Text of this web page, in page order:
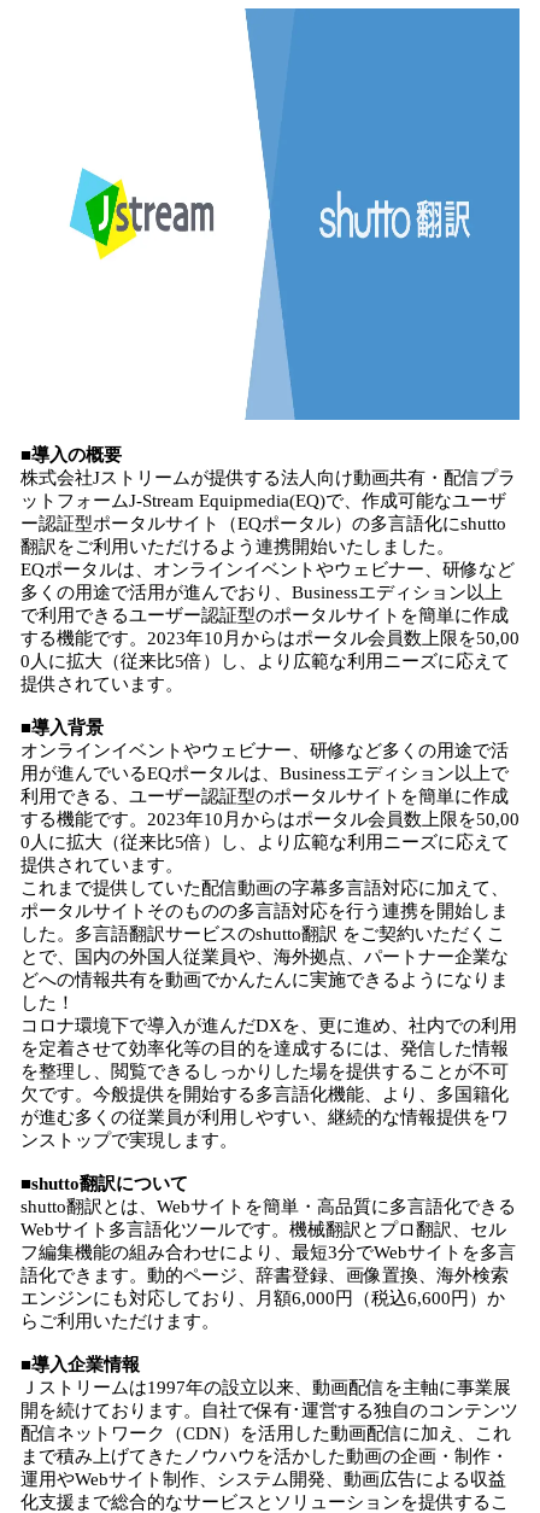
■導入の概要
株式会社Jストリームが提供する法人向け動画共有・配信プラ
ットフォームJ-Stream Equipmedia(EQ)で、作成可能なユーザ
ー認証型ポータルサイト（EQポータル）の多言語化にshutto
翻訳をご利用いただけるよう連携開始いたしました。
EQポータルは、オンラインイベントやウェビナー、研修など
多くの用途で活用が進んでおり、Businessエディション以上
で利用できるユーザー認証型のポータルサイトを簡単に作成
する機能です。2023年10月からはポータル会員数上限を50,00
0人に拡大（従来比5倍）し、より広範な利用ニーズに応えて
提供されています。
■導入背景
オンラインイベントやウェビナー、研修など多くの用途で活
用が進んでいるEQポータルは、Businessエディション以上で
利用できる、ユーザー認証型のポータルサイトを簡単に作成
する機能です。2023年10月からはポータル会員数上限を50,00
0人に拡大（従来比5倍）し、より広範な利用ニーズに応えて
提供されています。
これまで提供していた配信動画の字幕多言語対応に加えて、
ポータルサイトそのものの多言語対応を行う連携を開始しま
した。多言語翻訳サービスのshutto翻訳 をご契約いただくこ
とで、国内の外国人従業員や、海外拠点、パートナー企業な
どへの情報共有を動画でかんたんに実施できるようになりま
した！
コロナ環境下で導入が進んだDXを、更に進め、社内での利用
を定着させて効率化等の目的を達成するには、発信した情報
を整理し、閲覧できるしっかりした場を提供することが不可
欠です。今般提供を開始する多言語化機能、より、多国籍化
が進む多くの従業員が利用しやすい、継続的な情報提供をワ
ンストップで実現します。
■shutto翻訳について
shutto翻訳とは、Webサイトを簡単・高品質に多言語化できる
Webサイト多言語化ツールです。機械翻訳とプロ翻訳、セル
フ編集機能の組み合わせにより、最短3分でWebサイトを多言
語化できます。動的ページ、辞書登録、画像置換、海外検索
エンジンにも対応しており、月額6,000円（税込6,600円）か
らご利用いただけます。
■導入企業情報
Ｊストリームは1997年の設立以来、動画配信を主軸に事業展
開を続けております。自社で保有･運営する独自のコンテンツ
配信ネットワーク（CDN）を活用した動画配信に加え、これ
まで積み上げてきたノウハウを活かした動画の企画・制作・
運用やWebサイト制作、システム開発、動画広告による収益
化支援まで総合的なサービスとソリューションを提供するこ